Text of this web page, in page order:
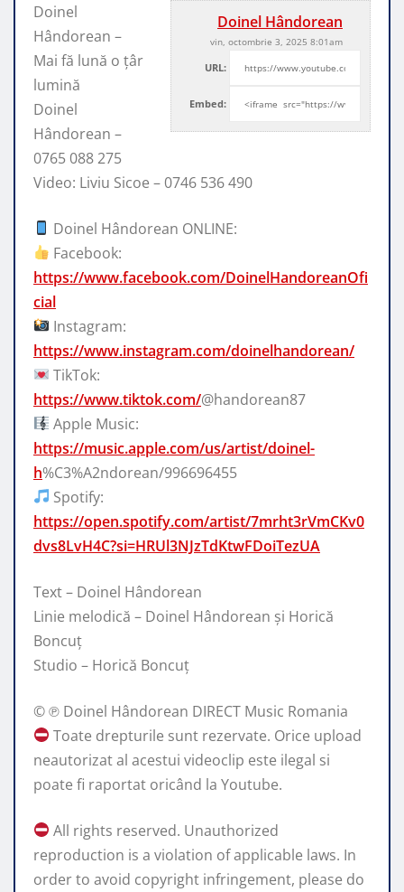
Doinel Hândorean
vin, octombrie 3, 2025 8:01am
URL:
Embed:
Doinel
Hândorean –
Mai fă lună o țâr
lumină
Doinel
Hândorean –
0765 088 275
Video: Liviu Sicoe – 0746 536 490
Doinel Hândorean ONLINE:
Facebook:
https://www.facebook.com/DoinelHandoreanOfi
cial
Instagram:
https://www.instagram.com/doinelhandorean/
TikTok:
https://www.tiktok.com/@handorean87
Apple Music:
https://music.apple.com/us/artist/doinel-
h%C3%A2ndorean/996696455
Spotify:
https://open.spotify.com/artist/7mrht3rVmCKv0
dvs8LvH4C?si=HRUl3NJzTdKtwFDoiTezUA
Text – Doinel Hândorean
Linie melodică – Doinel Hândorean și Horică
Boncuț
Studio – Horică Boncuț
© ℗ Doinel Hândorean DIRECT Music Romania
Toate drepturile sunt rezervate. Orice upload
neautorizat al acestui videoclip este ilegal si
poate fi raportat oricând la Youtube.
All rights reserved. Unauthorized
reproduction is a violation of applicable laws. In
order to avoid copyright infringement, please do